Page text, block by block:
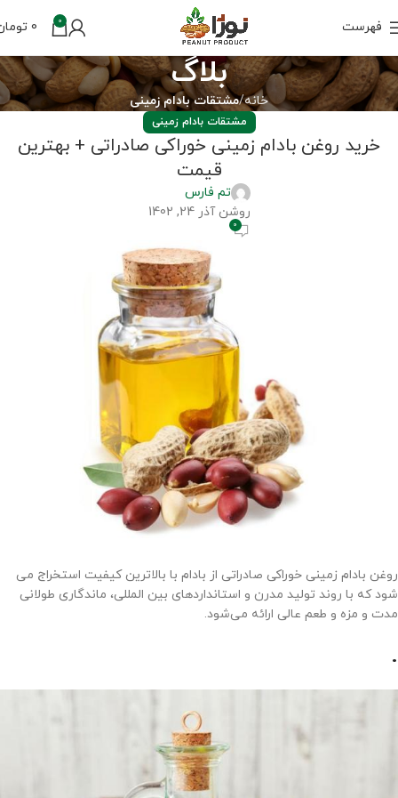
فهرست 0
0
بلاگ
خانه مشتقات بادام زمینی
مشتقات بادام زمینی
خرید روغن بادام زمینی خوراکی صادراتی + بهترین
قیمت
تم فارس
روشن آذر 24, 1402
0
روغن بادام زمینی خوراکی صادراتی از بادام با بالاترین کیفیت استخراج می
شود که با روند تولید مدرن و استانداردهای بین المللی، ماندگاری طولانی
مدت و مزه و طعم عالی ارائه می‌شود.
.